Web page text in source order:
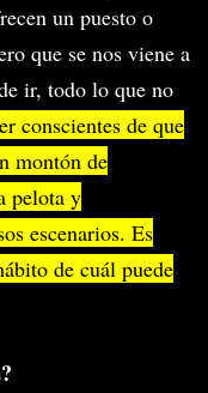
un puesto o
que se nos viene a
ir, todo lo que no
conscientes de que
montón de
pelota y
escenarios. Es
de cuál puede